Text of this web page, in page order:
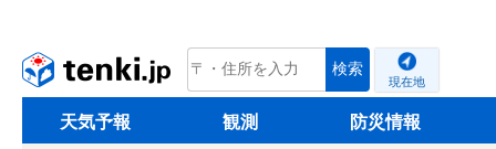
tenki.jp 検索
現在地
天気予報 観測 防災情報